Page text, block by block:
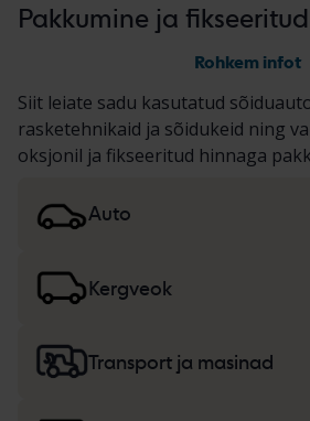
Pakkumine ja
Rohkem infot
Siit leiate sadu kasutatud
rasketehnikaid ja sõidukeid ning
oksjonil ja fikseeritud hinnaga
dokumenteeritud standardse
Tulemused esitame sõiduki
rasketehnika, veoautode ja
Auto
Kergveok
Transport ja masinad